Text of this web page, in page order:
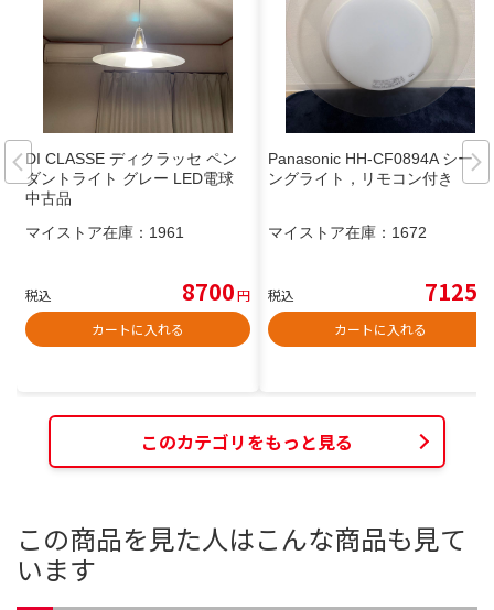
DI CLASSE ディクラッセ ペン
ダントライト グレー LED電球
中古品
マイストア在庫： 1961
税込 8700円
カートに入れる
Panasonic HH-CF0894A シーリ
ングライト，リモコン付き
マイストア在庫： 1672
税込 7125
カートに入れる
このカテゴリをもっと見る
この商品を見た人はこんな商品も見て
います